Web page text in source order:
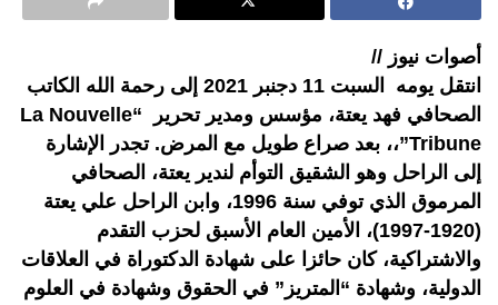
أصوات نيوز //
انتقل يومه السبت 11 دجنبر 2021 إلى رحمة الله الكاتب
الصحافي فهد يعتة، مؤسس ومدير تحرير “La Nouvelle
Tribune”،، بعد صراع طويل مع المرض. تجدر الإشارة
إلى الراحل وهو الشقيق التوأم لندير يعتة، الصحافي
المرموق الذي توفي سنة 1996، وابن الراحل علي يعتة
(1920-1997)، الأمين العام الأسبق لحزب التقدم
والاشتراكية، كان حائزا على شهادة الدكتوراة في العلاقات
الدولية، وشهادة “المتريز” في الحقوق وشهادة في العلوم